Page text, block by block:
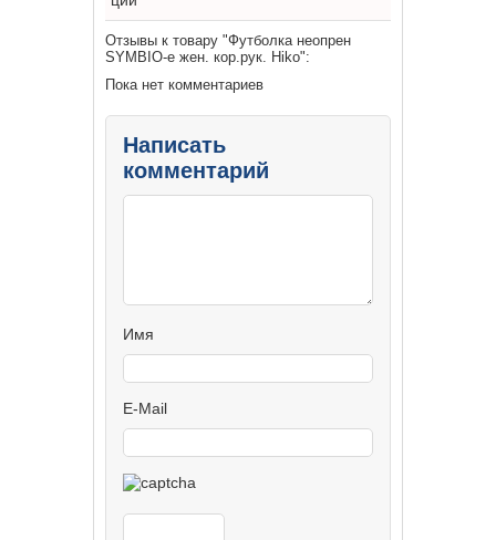
Отзывы к товару "Футболка неопрен
SYMBIO-e жен. кор.рук. Hiko":
Пока нет комментариев
Написать
комментарий
Имя
E-Mail